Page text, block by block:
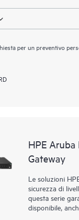
per un preventivo
HPE
Gateway
Le soluzioni
sicurezza di
questa serie
disponibile,